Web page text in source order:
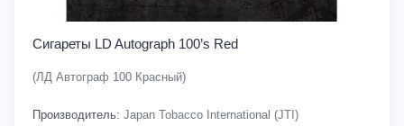
Сигареты LD Autograph 100’s Red
(ЛД Автограф 100 Красный)
Производитель: Japan Tobacco International (JTI)